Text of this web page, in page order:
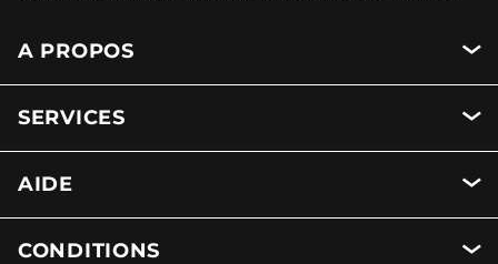
A PROPOS
SERVICES
AIDE
CONDITIONS